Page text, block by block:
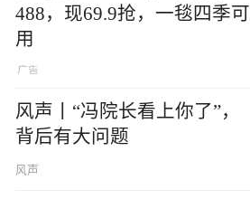
488，现69.9抢，一毯四季可
用
风声丨“冯院长看上你了”，
背后有大问题
风声